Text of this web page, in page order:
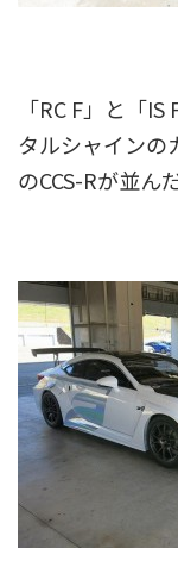
「RC F」と「
タルシャインの
のCCS-Rが並ん